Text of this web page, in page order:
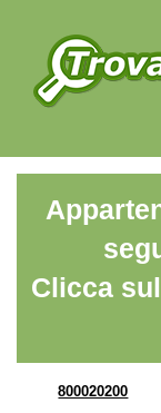
Clicca
800020200